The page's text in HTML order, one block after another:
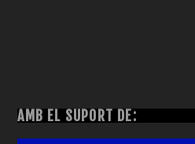
AMB EL SUPORT DE: